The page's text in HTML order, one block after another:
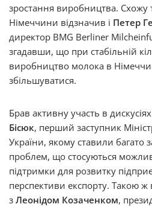
зростання виробництва. Схожу
Німеччини відзначив і Петер
директор BMG Berliner
згадавши, що при стабільній
виробництво молока в
збільшуватися.
Брав активну участь в
Бісюк, перший заступник
України, якому ставили багато
проблем, що стосуються
підтримки для розвитку
перспективи експорту. Такою ж
з Леонідом Козаченком,